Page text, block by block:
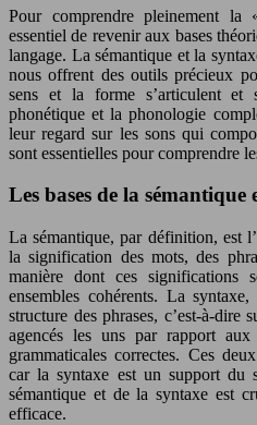
Pour comprendre pleinement
essentiel de revenir aux bases
langage. La sémantique et la
nous offrent des outils précieux
sens et la forme s’articulent et
phonétique et la phonologie
leur regard sur les sons qui
sont essentielles pour comprendre
Les bases de la sémantique
La sémantique, par définition, est
la signification des mots, des
manière dont ces significations
ensembles cohérents. La
structure des phrases, c’est-à-dire
agencés les uns par rapport
grammaticales correctes. Ces
car la syntaxe est un support du
sémantique et de la syntaxe est
efficace.